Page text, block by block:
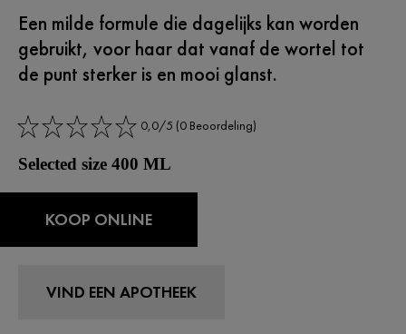
Een milde formule die dagelijks kan worden
gebruikt, voor haar dat vanaf de wortel tot
de punt sterker is en mooi glanst.
0,0/5 (0 Beoordeling)
Selected size 400 ML
KOOP ONLINE
VIND EEN APOTHEEK